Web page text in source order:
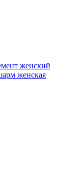
женcкий
женская